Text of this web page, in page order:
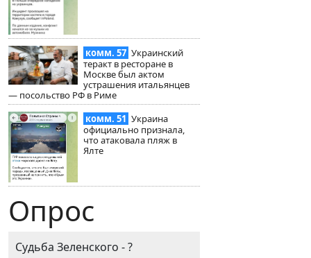
комм. 57 Украинский
теракт в ресторане в
Москве был актом
устрашения итальянцев
— посольство РФ в Риме
комм. 51 Украина
официально признала,
что атаковала пляж в
Ялте
Опрос
Судьба Зеленского - ?